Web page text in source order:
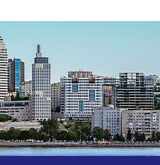
час війни — ЗМІ